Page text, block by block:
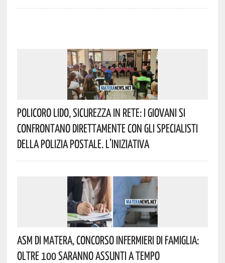
Policoro Lido, Sicurezza In Rete: I Giovani Si
Confrontano Direttamente Con Gli Specialisti
Della Polizia Postale. L’iniziativa
Asm Di Matera, Concorso Infermieri Di Famiglia:
Oltre 100 Saranno Assunti A Tempo